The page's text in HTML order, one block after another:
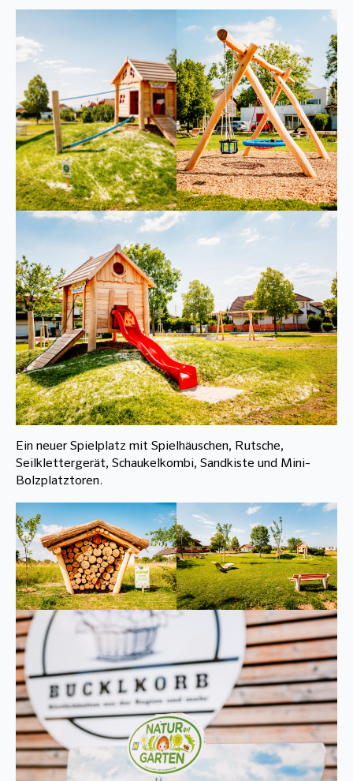
Ein neuer Spielplatz mit Spielhäuschen, Rutsche,
Seilklettergerät, Schaukelkombi, Sandkiste und Mini-
Bolzplatztoren.